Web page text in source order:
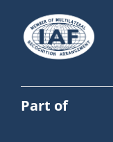
Part of